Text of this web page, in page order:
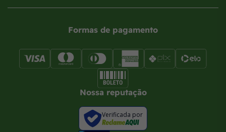
Formas de pagamento
Nossa reputação
Verificada por